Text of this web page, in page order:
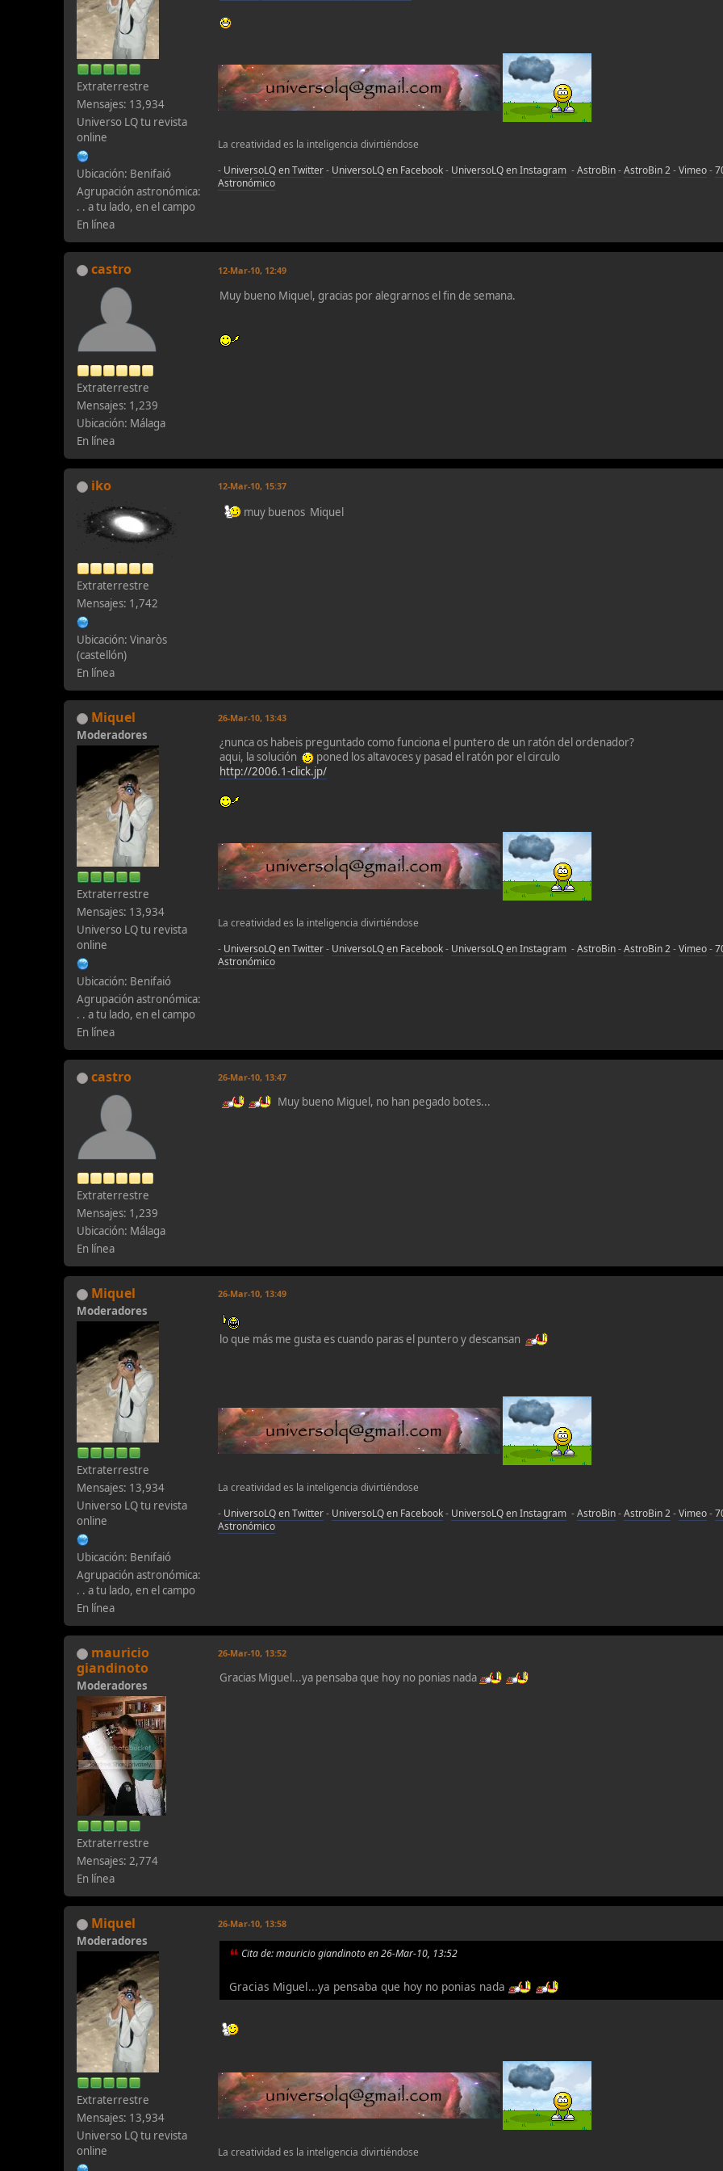
Extraterrestre
Mensajes: 13,934
Universo LQ tu revista
online
Ubicación: Benifaió
Agrupación astronómica:
. . a tu lado, en el campo
En línea
La creatividad es la inteligencia divirtiéndose
- UniversoLQ en Twitter- UniversoLQ en Facebook- UniversoLQ en Instagram -AstroBin-AstroBin 2-Vimeo-
Astronómico
castro
Extraterrestre
Mensajes: 1,239
Ubicación: Málaga
En línea
12-Mar-10, 12:49
Muy bueno Miquel, gracias por alegrarnos el fin de semana.
iko
Extraterrestre
Mensajes: 1,742
Ubicación: Vinaròs
(castellón)
En línea
12-Mar-10, 15:37
muy buenos Miquel
Miquel
Moderadores
Extraterrestre
Mensajes: 13,934
Universo LQ tu revista
online
Ubicación: Benifaió
Agrupación astronómica:
. . a tu lado, en el campo
En línea
26-Mar-10, 13:43
¿nunca os habeis preguntado como funciona el puntero de un ratón del ordenador?
aqui, la solución
poned los altavoces y pasad el ratón por el circulo
http://2006.1-click.jp/
La creatividad es la inteligencia divirtiéndose
- UniversoLQ en Twitter- UniversoLQ en Facebook- UniversoLQ en Instagram -AstroBin-AstroBin 2-Vimeo-
Astronómico
castro
Extraterrestre
Mensajes: 1,239
Ubicación: Málaga
En línea
26-Mar-10, 13:47
Muy bueno Miguel, no han pegado botes...
Miquel
Moderadores
Extraterrestre
Mensajes: 13,934
Universo LQ tu revista
online
Ubicación: Benifaió
Agrupación astronómica:
. . a tu lado, en el campo
En línea
26-Mar-10, 13:49
lo que más me gusta es cuando paras el puntero y descansan
La creatividad es la inteligencia divirtiéndose
- UniversoLQ en Twitter- UniversoLQ en Facebook- UniversoLQ en Instagram -AstroBin-AstroBin 2-Vimeo-
Astronómico
mauricio
giandinoto
Moderadores
Extraterrestre
Mensajes: 2,774
En línea
26-Mar-10, 13:52
Gracias Miguel...ya pensaba que hoy no ponias nada
Miquel
Moderadores
Extraterrestre
Mensajes: 13,934
Universo LQ tu revista
online
26-Mar-10, 13:58
Cita de: mauricio giandinoto en 26-Mar-10, 13:52
Gracias Miguel...ya pensaba que hoy no ponias nada
La creatividad es la inteligencia divirtiéndose